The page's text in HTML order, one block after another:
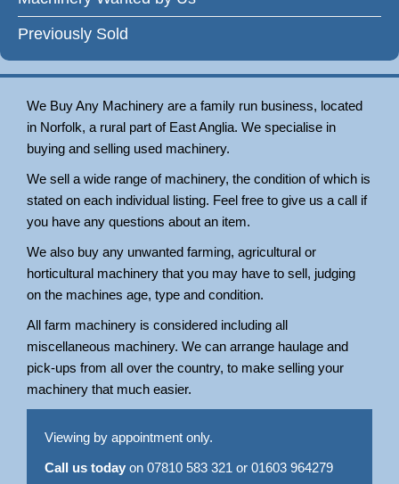
Previously Sold
We Buy Any Machinery are a family run business, located
in Norfolk, a rural part of East Anglia. We specialise in
buying and selling used machinery.
We sell a wide range of machinery, the condition of which is
stated on each individual listing. Feel free to give us a call if
you have any questions about an item.
We also buy any unwanted farming, agricultural or
horticultural machinery that you may have to sell, judging
on the machines age, type and condition.
All farm machinery is considered including all
miscellaneous machinery. We can arrange haulage and
pick-ups from all over the country, to make selling your
machinery that much easier.
Viewing by appointment only.
Call us today on 07810 583 321 or 01603 964279